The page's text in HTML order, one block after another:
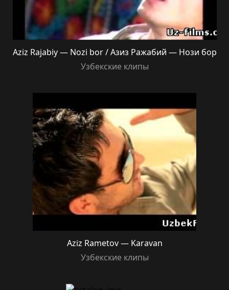
Aziz Rajabiy — Nozi bor / Азиз Ражабий — Нози бор
Узбекские клипы
Aziz Rametov — Karavan
Узбекские клипы